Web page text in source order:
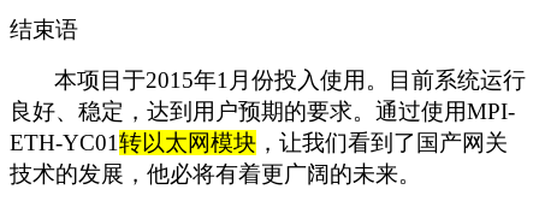
结束语
本项目于2015年1月份投入使用。目前系统运行
良好、稳定，达到用户预期的要求。通过使用MPI-
ETH-YC01转以太网模块 ，让我们看到了国产网关
技术的发展，他必将有着更广阔的未来。